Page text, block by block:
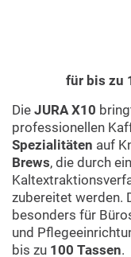
für bis zu
Die JURA X10
professionellen
Spezialitäten auf
Brews, die durch
zubereitet werden.
besonders für
und
bis zu 100 Tassen.